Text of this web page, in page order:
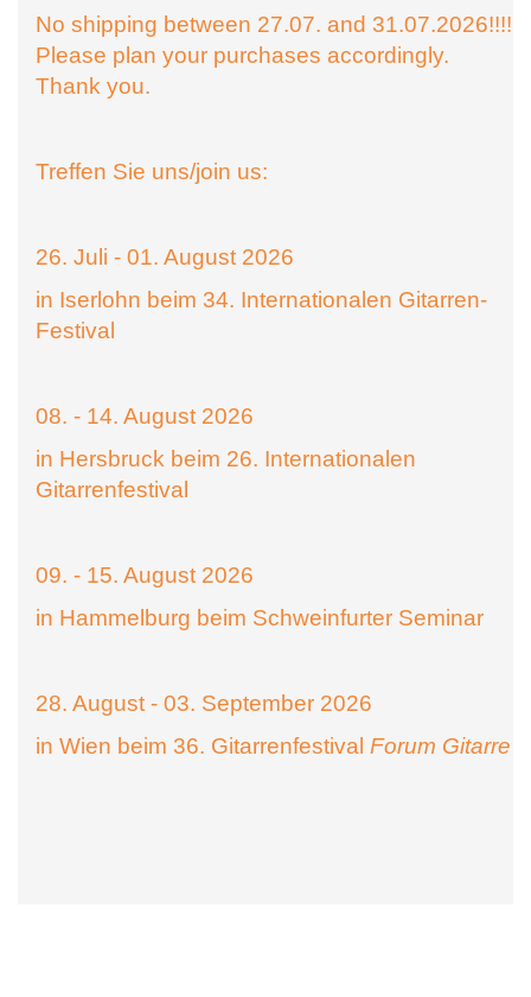
No shipping between 27.07. and 31.07.2026!!!!
Please plan your purchases accordingly.
Thank you.
Treffen Sie uns/join us:
26. Juli - 01. August 2026
in Iserlohn beim 34. Internationalen Gitarren-
Festival
08. - 14. August 2026
in Hersbruck beim 26. Internationalen
Gitarrenfestival
09. - 15. August 2026
in Hammelburg beim Schweinfurter Seminar
28. August - 03. September 2026
in Wien beim 36. Gitarrenfestival Forum Gitarre